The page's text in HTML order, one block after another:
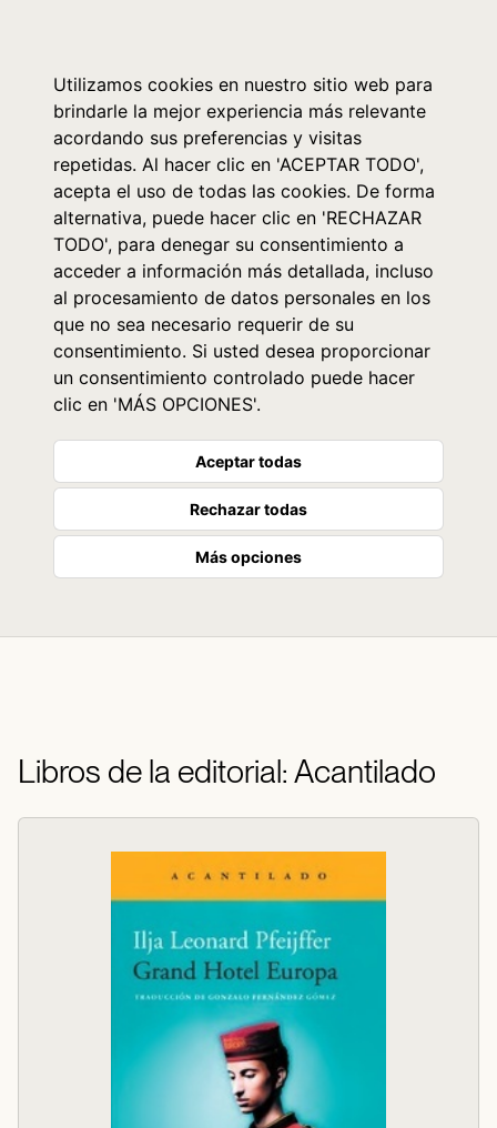
Utilizamos cookies en nuestro sitio web para
brindarle la mejor experiencia más relevante
acordando sus preferencias y visitas
repetidas. Al hacer clic en 'ACEPTAR TODO',
acepta el uso de todas las cookies. De forma
alternativa, puede hacer clic en 'RECHAZAR
TODO', para denegar su consentimiento a
acceder a información más detallada, incluso
al procesamiento de datos personales en los
que no sea necesario requerir de su
consentimiento. Si usted desea proporcionar
un consentimiento controlado puede hacer
clic en 'MÁS OPCIONES'.
Aceptar todas
Rechazar todas
Más opciones
Libros de la editorial: Acantilado